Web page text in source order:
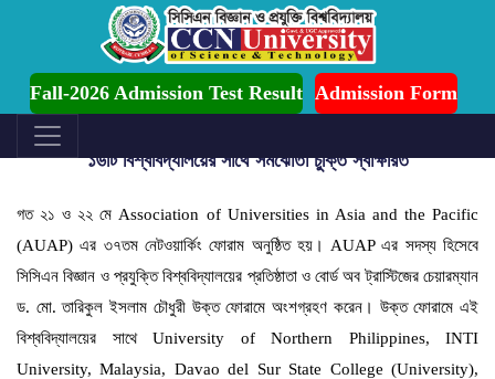
Fall-2026 Admission Test Result Admission Form
Ongoing for Fall-2026 (July to December)
১৬টি বিশ্ববিদ্যালয়ের সাথে সমঝোতা চুক্তি স্বাক্ষরিত
গত ২১ ও ২২ মে Association of Universities in Asia and the Pacific
(AUAP) এর ৩৭তম নেটওয়ার্কিং ফোরাম অনুষ্ঠিত হয়। AUAP এর সদস্য হিসেবে
সিসিএন বিজ্ঞান ও প্রযুক্তি বিশ্ববিদ্যালয়ের প্রতিষ্ঠাতা ও বোর্ড অব ট্রাস্টিজের চেয়ারম্যান
ড. মো. তারিকুল ইসলাম চৌধুরী উক্ত ফোরামে অংশগ্রহণ করেন। উক্ত ফোরামে এই
বিশ্ববিদ্যালয়ের সাথে University of Northern Philippines, INTI
University, Malaysia, Davao del Sur State College (University),